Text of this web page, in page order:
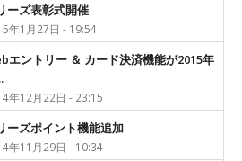
ーズ表彰式開催
年1月27日 - 19:54
エントリー ＆ カード決済機能が2015年
年12月22日 - 23:15
ーズポイント機能追加
年11月29日 - 10:34